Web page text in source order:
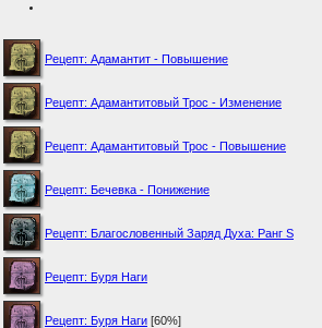
Рецепт: Адамантит - Повышение
Рецепт: Адамантитовый Трос - Изменение
Рецепт: Адамантитовый Трос - Повышение
Рецепт: Бечевка - Понижение
Рецепт: Благословенный Заряд Духа: Ранг S
Рецепт: Буря Наги
Рецепт: Буря Наги [60%]